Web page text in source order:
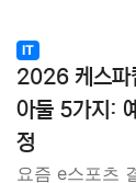
IT
2026 케스파
아둘 5가지:
정
요즘 e스포츠